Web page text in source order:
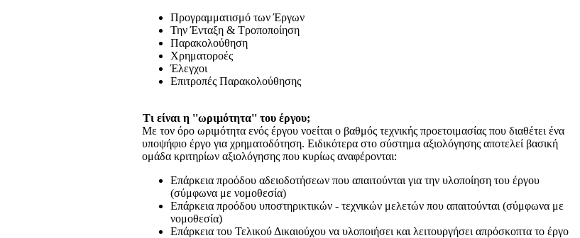
Προγραμματισμό των Έργων
Την Ένταξη & Τροποποίηση
Παρακολούθηση
Χρηματοροές
Έλεγχοι
Επιτροπές Παρακολούθησης
Τι είναι η ''ωριμότητα'' του έργου;
Με τον όρο ωριμότητα ενός έργου νοείται ο βαθμός τεχνικής προετοιμασίας που διαθέτει ένα
υποψήφιο έργο για χρηματοδότηση. Ειδικότερα στο σύστημα αξιολόγησης αποτελεί βασική
ομάδα κριτηρίων αξιολόγησης που κυρίως αναφέρονται:
Επάρκεια προόδου αδειοδοτήσεων που απαιτούνται για την υλοποίηση του έργου
(σύμφωνα με νομοθεσία)
Επάρκεια προόδου υποστηρικτικών - τεχνικών μελετών που απαιτούνται (σύμφωνα με
νομοθεσία)
Επάρκεια του Τελικού Δικαιούχου να υλοποιήσει και λειτουργήσει απρόσκοπτα το έργο